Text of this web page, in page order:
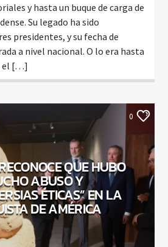
y hasta un buque de carga de
Su legado ha sido
presidentes, y su fecha de
a nivel nacional. O lo era hasta
el […]
0
QUE HUBO
ABUSO Y
ÉTICAS” EN LA
DE AMÉRICA